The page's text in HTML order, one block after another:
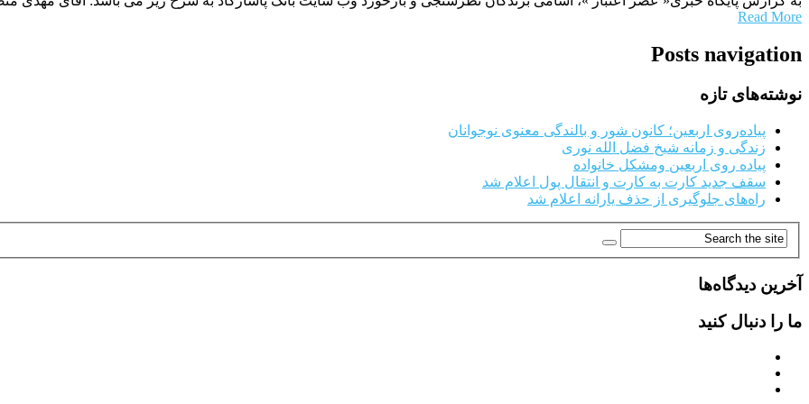
Read More
Posts navigation
نوشته‌های تازه
پیاده‌روی اربعین؛ کانون شور و بالندگی معنوی نوجوانان
زندگی و زمانه شیخ فضل الله نوری
پیاده روی اربعین ومشکل خانواده
سقف جدید کارت به کارت و انتقال پول اعلام شد
راه‌های جلوگیری از حذف یارانه اعلام شد
آخرین دیدگاه‌ها
ما را دنبال کنید